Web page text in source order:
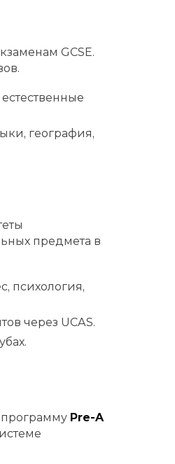
GCSE.
география,
предмета в
психология,
через UCAS.
Pre-A